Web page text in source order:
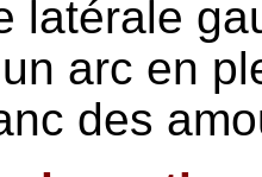
latérale
arc en
des